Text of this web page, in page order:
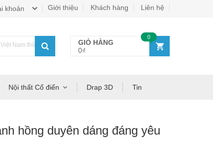
Giới thiệu Khách hàng Liên hệ
khoản
Nam thông thái!
GIỎ HÀNG
0₫
0
Nội thất Cổ điển Drap 3D Tin
hồng duyên dáng đáng yêu